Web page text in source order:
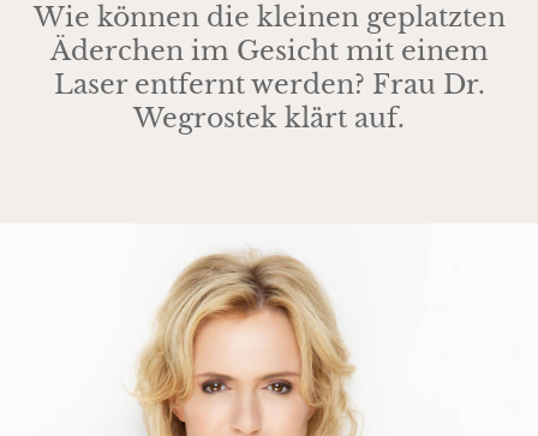
Wie können die kleinen geplatzten
Äderchen im Gesicht mit einem
Laser entfernt werden? Frau Dr.
Wegrostek klärt auf.